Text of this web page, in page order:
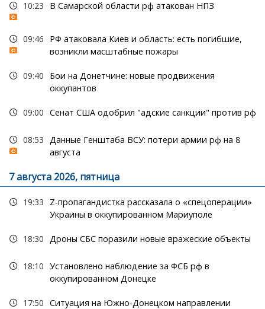
10:23 В Самарской области рф атакован НПЗ
09:46
РФ атаковала Киев и область: есть погибшие,
возникли масштабные пожары
09:40
Бои на Донетчине: новые продвижения
оккупантов
09:00 Сенат США одобрил "адские санкции" против рф
08:53
Данные Генштаба ВСУ: потери армии рф на 8
августа
7 августа 2026, пятница
19:33
Z-пропагандистка рассказала о «спецоперации»
Украины в оккупированном Мариуполе
18:30 Дроны СБС поразили новые вражеские объекты
18:10 Установлено наблюдение за ФСБ рф в
оккупированном Донецке
17:50 Ситуация на Южно-Донецком направлении